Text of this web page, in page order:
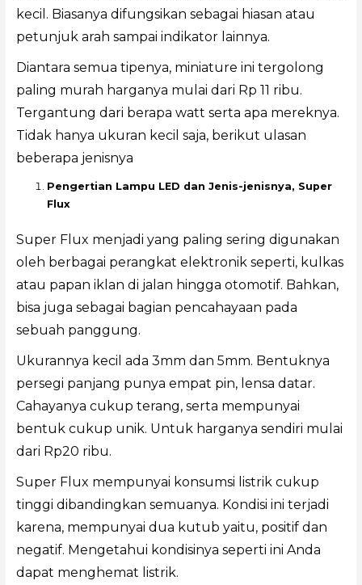
kecil. Biasanya difungsikan sebagai hiasan atau
petunjuk arah sampai indikator lainnya.
Diantara semua tipenya, miniature ini tergolong
paling murah harganya mulai dari Rp 11 ribu.
Tergantung dari berapa watt serta apa mereknya.
Tidak hanya ukuran kecil saja, berikut ulasan
beberapa jenisnya
Pengertian Lampu LED dan Jenis-jenisnya, Super
Flux
Super Flux menjadi yang paling sering digunakan
oleh berbagai perangkat elektronik seperti, kulkas
atau papan iklan di jalan hingga otomotif. Bahkan,
bisa juga sebagai bagian pencahayaan pada
sebuah panggung.
Ukurannya kecil ada 3mm dan 5mm. Bentuknya
persegi panjang punya empat pin, lensa datar.
Cahayanya cukup terang, serta mempunyai
bentuk cukup unik. Untuk harganya sendiri mulai
dari Rp20 ribu.
Super Flux mempunyai konsumsi listrik cukup
tinggi dibandingkan semuanya. Kondisi ini terjadi
karena, mempunyai dua kutub yaitu, positif dan
negatif. Mengetahui kondisinya seperti ini Anda
dapat menghemat listrik.